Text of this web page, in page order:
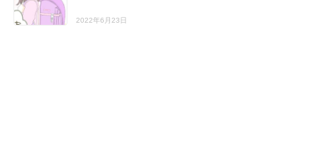
2022年6月23日